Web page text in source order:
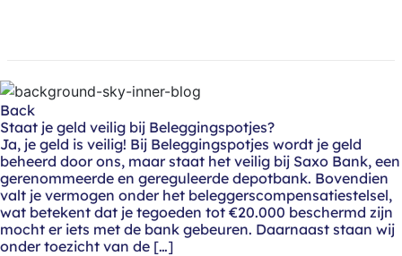
Back
Staat je geld veilig bij Beleggingspotjes?
Ja, je geld is veilig! Bij Beleggingspotjes wordt je geld
beheerd door ons, maar staat het veilig bij Saxo Bank, een
gerenommeerde en gereguleerde depotbank. Bovendien
valt je vermogen onder het beleggerscompensatiestelsel,
wat betekent dat je tegoeden tot €20.000 beschermd zijn
mocht er iets met de bank gebeuren. Daarnaast staan wij
onder toezicht van de […]